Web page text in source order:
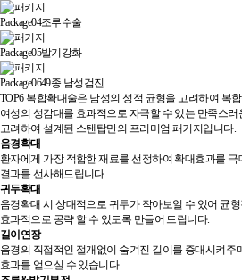
Package04조루수술
Package05발기강화
Package0649종 남성검진
TOP6 복합확대술은 남성의 성적 균형을 고려하여 복
여성의 성감대를 효과적으로 자극할 수 있는 만족스
고려하여 설계된 스탠탑만의 프리미엄 패키지입니다.
음경확대
환자에게 가장 적합한 재료를 선정하여 확대효과를
결과를 선사해드립니다.
귀두확대
음경확대 시 상대적으로 귀두가 작아보일 수 있어 균
효과적으로 공략 할 수 있도록 만들어 드립니다.
길이연장
음경의 직접적인 절개없이 숨겨진 길이를 증대시켜주
효과를 얻으실 수 있습니다.